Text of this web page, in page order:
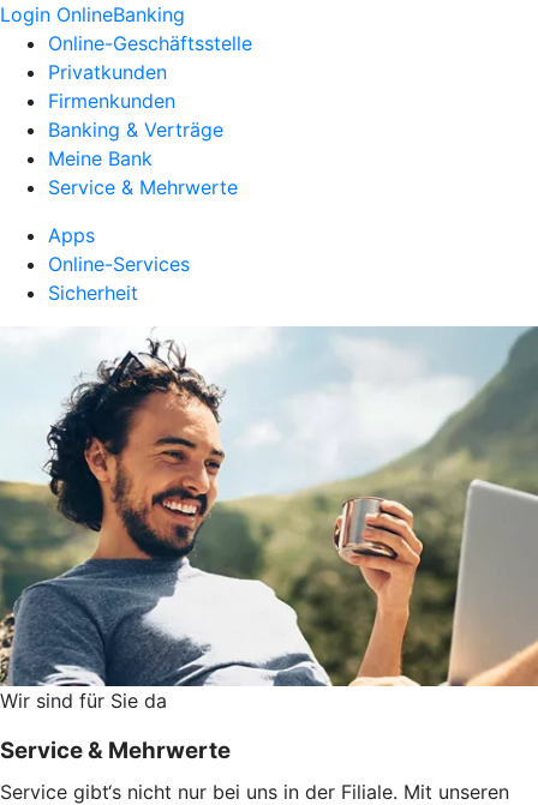
Login OnlineBanking
Online-Geschäftsstelle
Privatkunden
Firmenkunden
Banking & Verträge
Meine Bank
Service & Mehrwerte
Apps
Online-Services
Sicherheit
Wir sind für Sie da
Service & Mehrwerte
Service gibt‘s nicht nur bei uns in der Filiale. Mit unseren